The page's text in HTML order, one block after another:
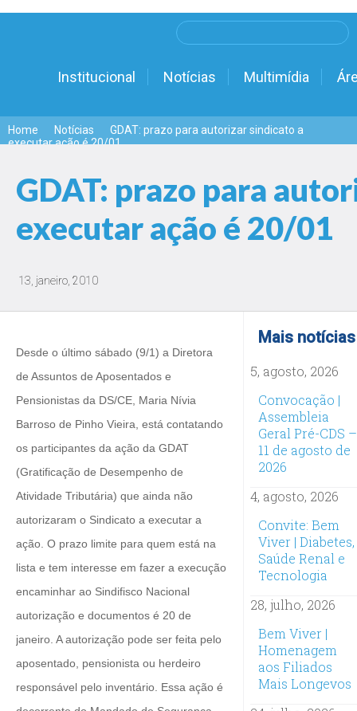
Institucional Notícias Multimídia
Home Notícias
GDAT: prazo para autorizar sindicato a
executar ação é 20/01
GDAT: prazo para
executar ação é 20/01
13, janeiro, 2010
Desde o último sábado (9/1) a Diretora
de Assuntos de Aposentados e
Pensionistas da DS/CE, Maria Nívia
Barroso de Pinho Vieira, está contatando
os participantes da ação da GDAT
(Gratificação de Desempenho de
Atividade Tributária) que ainda não
autorizaram o Sindicato a executar a
ação. O prazo limite para quem está na
lista e tem interesse em fazer a execução
encaminhar ao Sindifisco Nacional
autorização e documentos é 20 de
janeiro. A autorização pode ser feita pelo
aposentado, pensionista ou herdeiro
responsável pelo inventário. Essa ação é
Mais notícias
5, agosto, 2026
Convocação |
Assembleia
Geral Pré-CDS –
11 de agosto de
2026
4, agosto, 2026
Convite: Bem
Viver | Diabetes,
Saúde Renal e
Tecnologia
28, julho, 2026
Bem Viver |
Homenagem
aos Filiados
Mais Longevos